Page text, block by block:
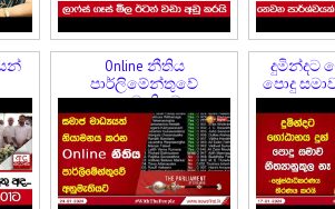
Online නීතිය
පාර්ලිමේන්තුවේ
අනුමැතියට
දුමින්දට
පොදු